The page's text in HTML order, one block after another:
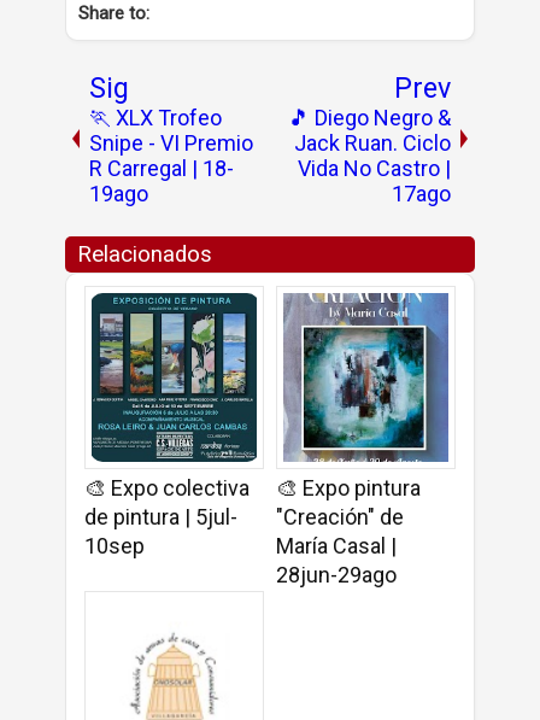
Share to:
Sig
🏃 XLX Trofeo
Snipe - VI Premio
R Carregal | 18-
19ago
Prev
🎵 Diego Negro &
Jack Ruan. Ciclo
Vida No Castro |
17ago
Relacionados
🎨 Expo colectiva
de pintura | 5jul-
10sep
🎨 Expo pintura
"Creación" de
María Casal |
28jun-29ago